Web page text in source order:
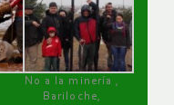
No a la minería ,
Bariloche,